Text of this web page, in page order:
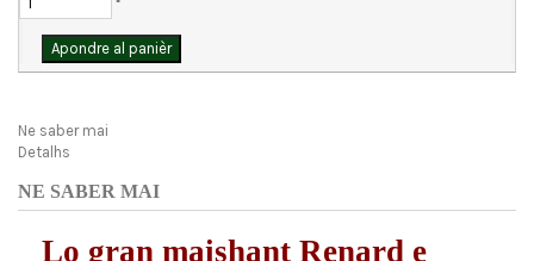
Apondre al panièr
Ne saber mai
Detalhs
NE SABER MAI
Lo gran maishant Renard e